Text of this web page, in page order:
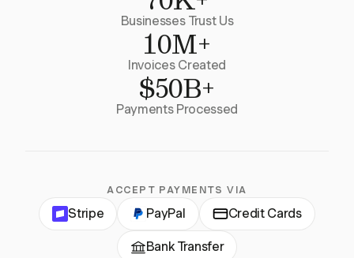
Businesses Trust Us
10M+
Invoices Created
$50B+
Payments Processed
ACCEPT PAYMENTS VIA
Stripe PayPal Credit Cards
Bank Transfer